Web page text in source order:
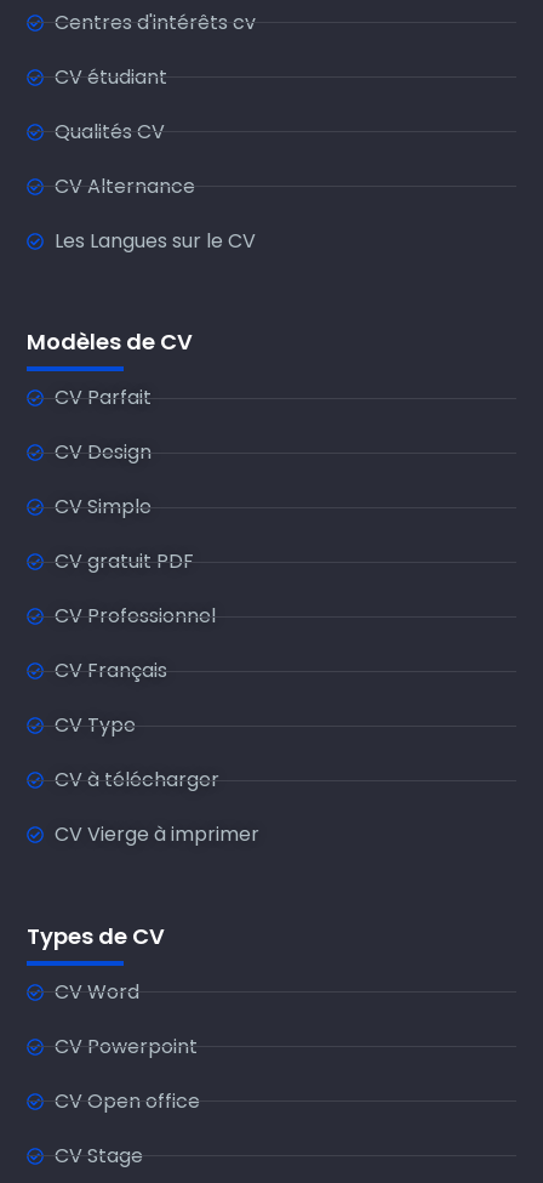
Centres d'intérêts cv
CV étudiant
Qualités CV
CV Alternance
Les Langues sur le CV
Modèles de CV
CV Parfait
CV Design
CV Simple
CV gratuit PDF
CV Professionnel
CV Français
CV Type
CV à télécharger
CV Vierge à imprimer
Types de CV
CV Word
CV Powerpoint
CV Open office
CV Stage